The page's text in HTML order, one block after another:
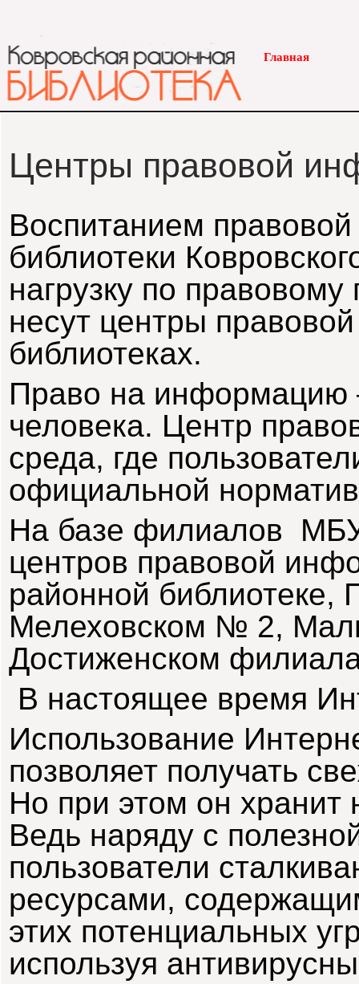
Главная
Центры правовой
Воспитанием
библиотеки
нагрузку по
несут центры
библиотеках.
Право на информацию
человека. Центр
среда, где
официальной
На базе филиалов
центров правовой
районной библиотеке,
Мелеховском № 2,
Достиженском
В настоящее время
Использование
позволяет получать
Но при этом он хранит
Ведь наряду с
пользователи
ресурсами,
этих потенциальных
используя